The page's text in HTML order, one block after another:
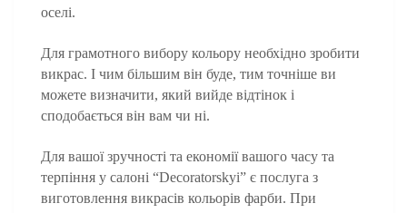
оселі.
Для грамотного вибору кольору необхідно зробити
викрас. І чим більшим він буде, тим точніше ви
можете визначити, який вийде відтінок і
сподобається він вам чи ні.
Для вашої зручності та економії вашого часу та
терпіння у салоні “Decoratorskyi” є послуга з
виготовлення викрасів кольорів фарби. При